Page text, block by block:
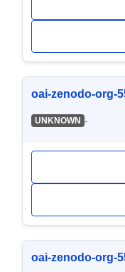
oai-zenodo-org-
UNKNOWN -
oai-zenodo-org-